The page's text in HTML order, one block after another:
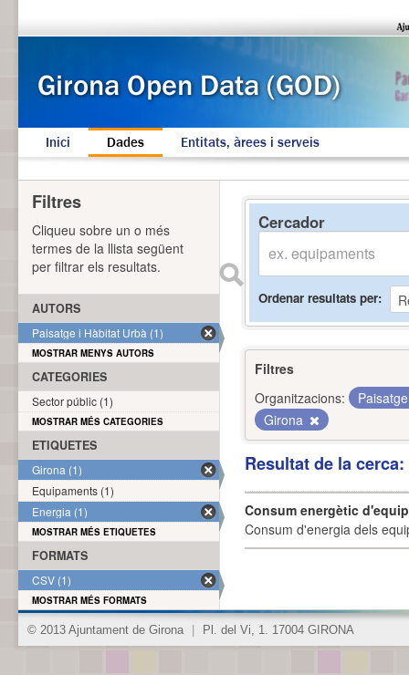
Inici Dades Entitats, àrees i serveis
Cercador
Ordenar resultats per
Filtres
Organitzacions:
Girona
Resultat de la
Consum energètic
Consum d'energia dels
Filtres
Cliqueu sobre un o més
termes de la llista següent
per filtrar els resultats.
AUTORS
Paisatge i Hàbitat Urbà (1)
MOSTRAR MENYS AUTORS
CATEGORIES
Sector públic (1)
MOSTRAR MÉS CATEGORIES
ETIQUETES
Girona (1)
Equipaments (1)
Energia (1)
MOSTRAR MÉS ETIQUETES
FORMATS
CSV (1)
MOSTRAR MÉS FORMATS
© 2013 Ajuntament de Girona Pl. del Vi, 1. 17004 GIRONA